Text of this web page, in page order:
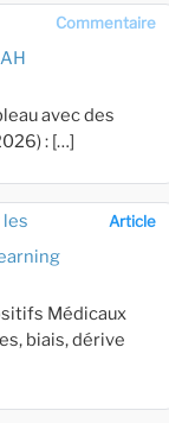
Commentaire
avec des
: […]
Article
les
Médicaux
biais, dérive